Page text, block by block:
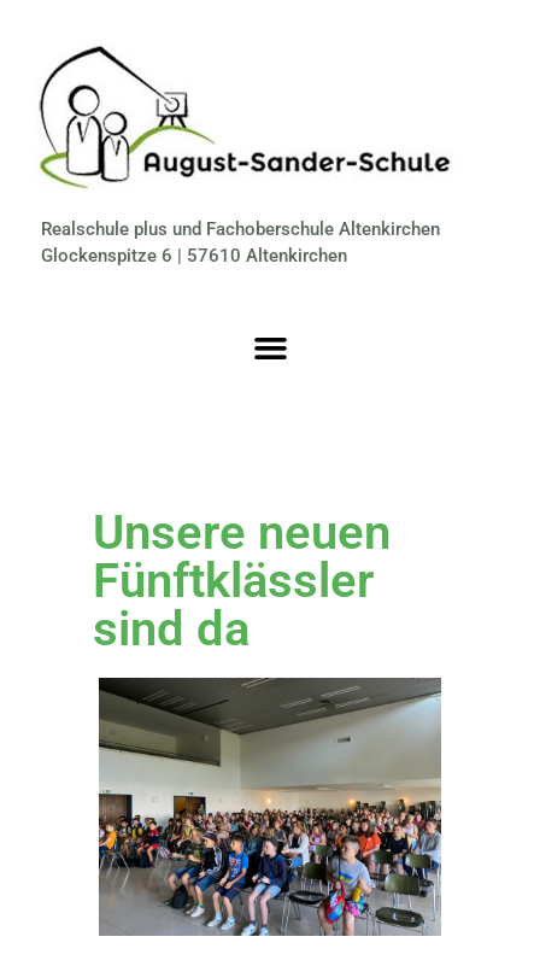
Realschule plus und Fachoberschule Altenkirchen
Glockenspitze 6 | 57610 Altenkirchen
Unsere neuen
Fünftklässler
sind da